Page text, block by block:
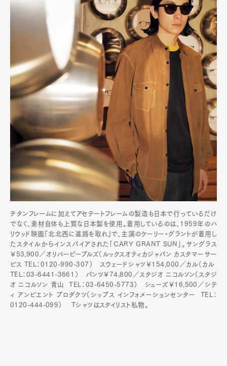
チタンフレームに加えてアセテートフレームの製造も日本で行っているだけ
でなく、素材自体も上質な日本製を使用。着用しているのは、1959年のハ
リウッド映画『北北西に進路を取れ』で、主演のケーリー・グラントが着用し
たスタイルからインスパイアされた「CARY GRANT SUN」。サングラス
￥53,900／オリバーピープルズ（ルックスオティカジャパン カスタマーサー
ビス TEL：0120-990-307） スウェードシャツ￥154,000／カル（カル
TEL：03-6441-3661） パンツ￥74,800／スタジオ ニコルソン（スタジ
オ ニコルソン 青山 TEL：03-6450-5773） シューズ￥16,500／シテ
ィ アンビエント プロダクツ（シップス インフォメーションセンター TEL：
0120-444-099） Tシャツはスタイリスト私物。